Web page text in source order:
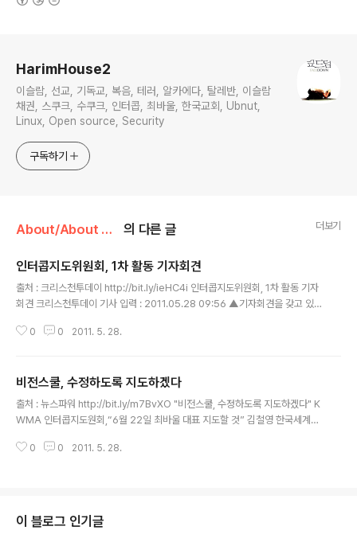
HarimHouse2
이슬람, 선교, 기독교, 복음, 테러, 알카에다, 탈레반, 이슬람
채권, 스쿠크, 수쿠크, 인터콥, 최바울, 한국교회, Ubnut,
Linux, Open source, Security
구독하기
About/About Miss0n 의 다른 글 더보기
인터콥지도위원회, 1차 활동 기자회견
출처 : 크리스천투데이 http://bit.ly/ieHC4i 인터콥지도위원회, 1차 활동 기자
회견 크리스천투데이 기사 입력 : 2011.05.28 09:56 ▲기자회견을 갖고 있
대표 김병선 선교사, KWMA 양승민 총무. ‘인터콥지도위원회’(위원장 김병선,
정리해 전했다. 인터콥은 그들이 운영하는 ‘비전스쿨’ 등으로 인해 최근 미주 지
역 목회자들을 중심으로 비판을 받아 왔으며, 심지어는 대표인 최바울 선교사에
대해서는 이단성 논란까지 일어났다. 이에 한국세계선교협의회(KWM..
0 0 2011. 5. 28.
비전스쿨, 수정하도록 지도하겠다
출처 : 뉴스파워 http://bit.ly/m7BvXO "비전스쿨, 수정하도록 지도하겠다" K
WMA 인터콥지도원회,“6월 22일 최바울 대표 지도할 것” 김철영 한국세계선
후 기독언론사들을 초청해“인터콥 선교회 지도를 위한 제1차 활동에 대한 보고
터콥 지난해 KWMA는 인터콥의 KWMA의 모든 활동을 12월까지 정지하는
조치를 했다가 연초에 풀었는데 미주지역 목회자들로부터 인터콥선교회의 활동
0 0 2011. 5. 28.
이 블로그 인기글